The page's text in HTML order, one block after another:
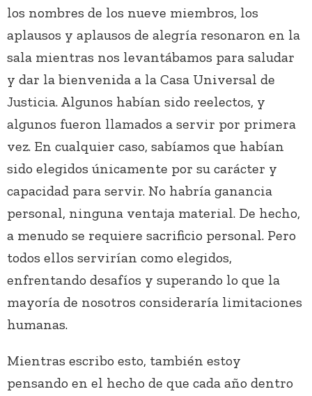
los nombres de los nueve miembros, los
aplausos y aplausos de alegría resonaron en la
sala mientras nos levantábamos para saludar
y dar la bienvenida a la Casa Universal de
Justicia. Algunos habían sido reelectos, y
algunos fueron llamados a servir por primera
vez. En cualquier caso, sabíamos que habían
sido elegidos únicamente por su carácter y
capacidad para servir. No habría ganancia
personal, ninguna ventaja material. De hecho,
a menudo se requiere sacrificio personal. Pero
todos ellos servirían como elegidos,
enfrentando desafíos y superando lo que la
mayoría de nosotros consideraría limitaciones
humanas.
Mientras escribo esto, también estoy
pensando en el hecho de que cada año dentro